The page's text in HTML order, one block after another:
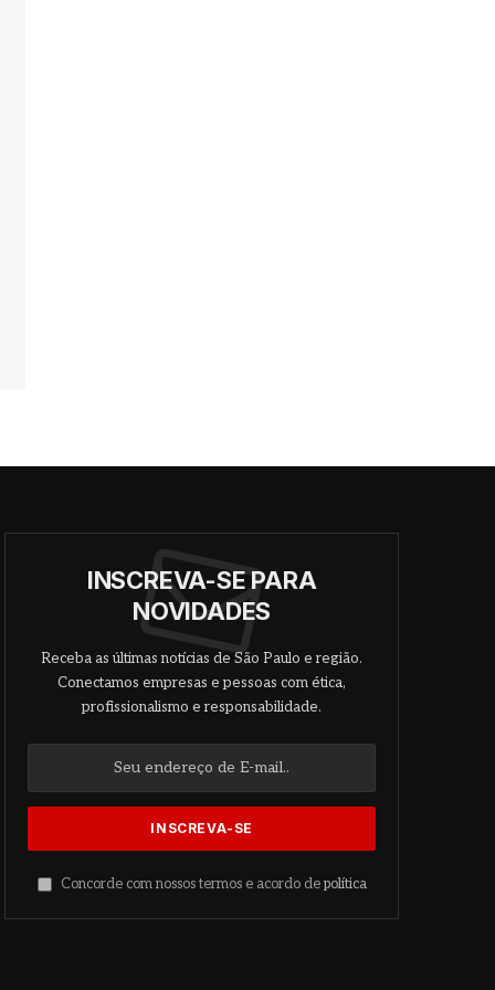
INSCREVA-SE PARA
NOVIDADES
Receba as últimas notícias de São Paulo e região.
Conectamos empresas e pessoas com ética,
profissionalismo e responsabilidade.
Concorde com nossos termos e acordo de política